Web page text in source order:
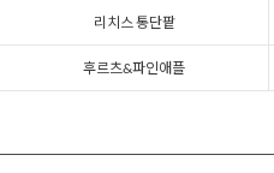
리치스 통단팥
후르츠&파인애플